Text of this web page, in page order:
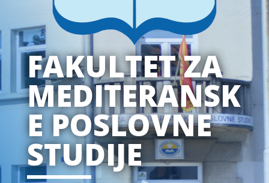
FAKULTET ZA
MEDITERANSK
E POSLOVNE
STUDIJE